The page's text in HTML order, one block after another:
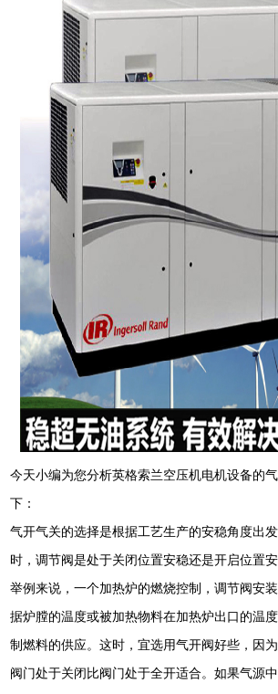
今天小编为您分析英格索兰空压机电机设备的
下：
气开气关的选择是根据工艺生产的安稳角度出
时，调节阀是处于关闭位置安稳还是开启位置安
举例来说，一个加热炉的燃烧控制，调节阀安
据炉膛的温度或被加热物料在加热炉出口的温
制燃料的供应。这时，宜选用气开阀好些，因
阀门处于关闭比阀门处于全开适合。如果气源中